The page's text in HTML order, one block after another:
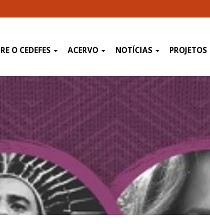
O CEDEFES ACERVO NOTÍCIAS PROJETOS